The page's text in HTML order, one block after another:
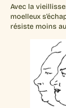
Avec la
moelleux
résiste moins